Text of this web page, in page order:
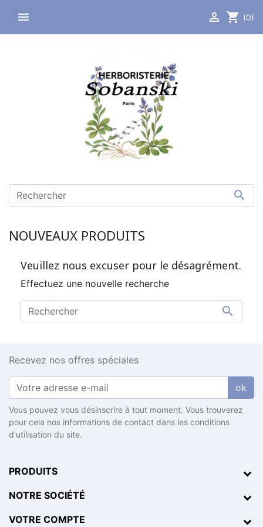
  shopping_cart (0)

NOUVEAUX PRODUITS
Veuillez nous excuser pour le désagrément.
Effectuez une nouvelle recherche

Recevez nos offres spéciales
ok
Vous pouvez vous désinscrire à tout moment. Vous trouverez
pour cela nos informations de contact dans les conditions
d'utilisation du site.
PRODUITS
NOTRE SOCIÉTÉ
VOTRE COMPTE